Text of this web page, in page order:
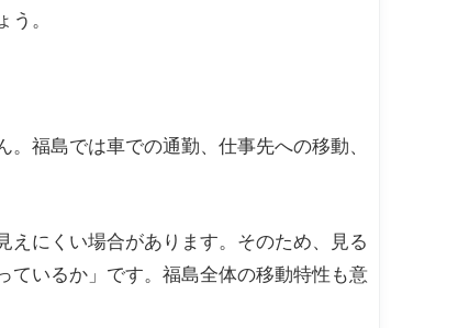
。
福島では車での通勤、仕事先への移動、
にくい場合があります。そのため、見る
ているか」です。福島全体の移動特性も意